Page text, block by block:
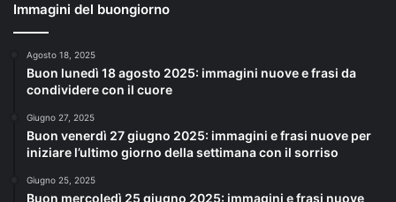
Immagini del buongiorno
Agosto 18, 2025
Buon lunedì 18 agosto 2025: immagini nuove e frasi da
condividere con il cuore
Giugno 27, 2025
Buon venerdì 27 giugno 2025: immagini e frasi nuove per
iniziare l’ultimo giorno della settimana con il sorriso
Giugno 25, 2025
Buon mercoledì 25 giugno 2025: immagini e frasi nuove